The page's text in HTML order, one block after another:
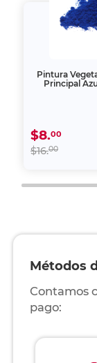
Pintura
Principal
$8.00
$16.00
Métodos
Contamos
pago: